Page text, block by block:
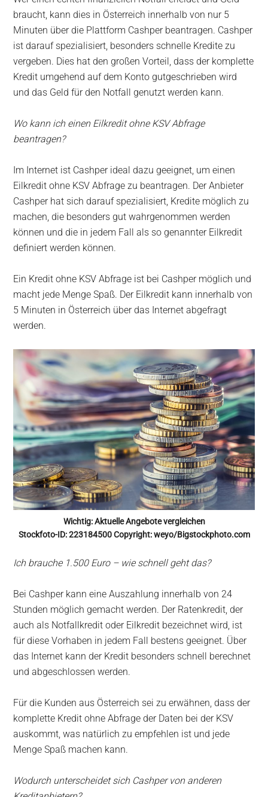
braucht, kann dies in Österreich innerhalb von nur 5
Minuten über die Plattform Cashper beantragen. Cashper
ist darauf spezialisiert, besonders schnelle Kredite zu
vergeben. Dies hat den großen Vorteil, dass der komplette
Kredit umgehend auf dem Konto gutgeschrieben wird
und das Geld für den Notfall genutzt werden kann.
Wo kann ich einen Eilkredit ohne KSV Abfrage
beantragen?
Im Internet ist Cashper ideal dazu geeignet, um einen
Eilkredit ohne KSV Abfrage zu beantragen. Der Anbieter
Cashper hat sich darauf spezialisiert, Kredite möglich zu
machen, die besonders gut wahrgenommen werden
können und die in jedem Fall als so genannter Eilkredit
definiert werden können.
Ein Kredit ohne KSV Abfrage ist bei Cashper möglich und
macht jede Menge Spaß. Der Eilkredit kann innerhalb von
5 Minuten in Österreich über das Internet abgefragt
werden.
Wichtig: Aktuelle Angebote vergleichen
Stockfoto-ID: 223184500 Copyright: weyo/Bigstockphoto.com
Ich brauche 1.500 Euro – wie schnell geht das?
Bei Cashper kann eine Auszahlung innerhalb von 24
Stunden möglich gemacht werden. Der Ratenkredit, der
auch als Notfallkredit oder Eilkredit bezeichnet wird, ist
für diese Vorhaben in jedem Fall bestens geeignet. Über
das Internet kann der Kredit besonders schnell berechnet
und abgeschlossen werden.
Für die Kunden aus Österreich sei zu erwähnen, dass der
komplette Kredit ohne Abfrage der Daten bei der KSV
auskommt, was natürlich zu empfehlen ist und jede
Menge Spaß machen kann.
Wodurch unterscheidet sich Cashper von anderen